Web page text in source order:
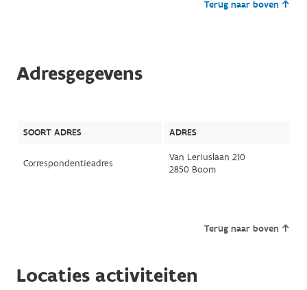
Terug naar boven
Adresgegevens
SOORT ADRES ADRES
Correspondentieadres
Van Leriuslaan 210
2850 Boom
Terug naar boven
Locaties activiteiten